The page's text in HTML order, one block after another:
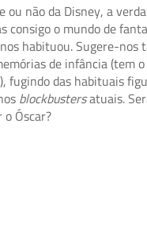
ou não da Disney, a
consigo o mundo de
habituou. Sugere-nos
de infância (tem
fugindo das habituais
blockbustersatuais.
o Óscar?